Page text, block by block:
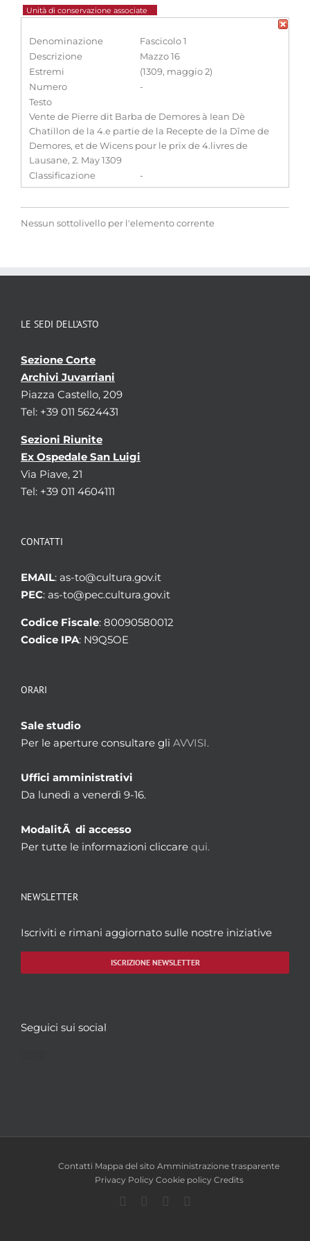
Unità di conservazione associate
Denominazione
Fascicolo 1
Descrizione
Mazzo 16
Estremi
(1309, maggio 2)
Numero
-
Testo
Vente de Pierre dit Barba de Demores à Iean Dè
Chatillon de la 4.e partie de la Recepte de la Dîme de
Demores, et de Wicens pour le prix de 4.livres de
Lausane, 2. May 1309
Classificazione
-
Nessun sottolivello per l'elemento corrente
LE SEDI DELL’ASTO
Sezione Corte
Archivi Juvarriani
Piazza Castello, 209
Tel: +39 011 5624431
Sezioni Riunite
Ex Ospedale San Luigi
Via Piave, 21
Tel: +39 011 4604111
CONTATTI
EMAIL: as-to@cultura.gov.it
PEC: as-to@pec.cultura.gov.it
Codice Fiscale: 80090580012
Codice IPA: N9Q5OE
ORARI
Sale studio
Per le aperture consultare gli AVVISI.
Uffici amministrativi
Da lunedì a venerdì 9-16.
ModalitÃ di accesso
Per tutte le informazioni cliccare qui.
NEWSLETTER
Iscriviti e rimani aggiornato sulle nostre iniziative
ISCRIZIONE NEWSLETTER
Seguici sui social
Contatti Mappa del sito Amministrazione trasparente
Privacy Policy Cookie policy Credits
Facebook
TwitterYouTube